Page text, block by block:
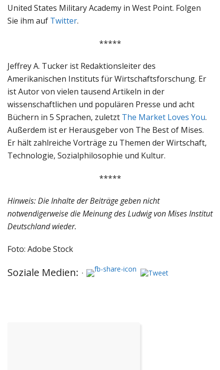
United States Military Academy in West Point. Folgen
Sie ihm auf Twitter.
*****
Jeffrey A. Tucker ist Redaktionsleiter des
Amerikanischen Instituts für Wirtschaftsforschung. Er
ist Autor von vielen tausend Artikeln in der
wissenschaftlichen und populären Presse und acht
Büchern in 5 Sprachen, zuletzt The Market Loves You.
Außerdem ist er Herausgeber von The Best of Mises.
Er hält zahlreiche Vorträge zu Themen der Wirtschaft,
Technologie, Sozialphilosophie und Kultur.
*****
Hinweis: Die Inhalte der Beiträge geben nicht
notwendigerweise die Meinung des Ludwig von Mises Institut
Deutschland wieder.
Foto: Adobe Stock
Soziale Medien: